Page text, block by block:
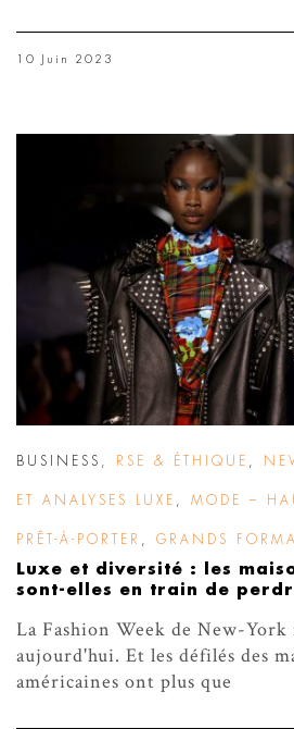
10 Juin 2023
BUSINESS , RSE & ÉTHIQUE ,
ET ANALYSES LUXE , MODE –
PRÊT-À-PORTER , GRANDS
Luxe et diversité : les
sont-elles en train de
La Fashion Week de New-York
aujourd'hui. Et les défilés des
américaines ont plus que